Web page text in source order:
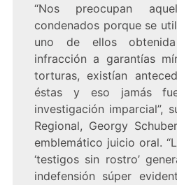
“Nos preocupan
condenados porque se
uno de ellos
infracción a garantías
torturas, existían
éstas y eso jamás
investigación imparcial”,
Regional, Georgy
emblemático juicio oral.
‘testigos sin rostro’
indefensión súper